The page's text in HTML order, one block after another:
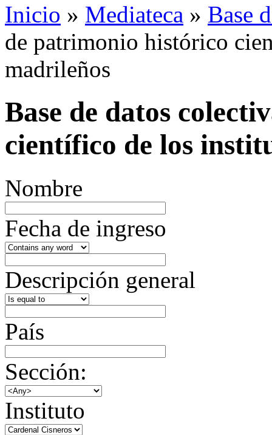
Inicio » Mediateca » Base
de patrimonio histórico
madrileños
Base de datos
científico de los
Nombre
Fecha de ingreso
Descripción general
País
Sección:
Instituto